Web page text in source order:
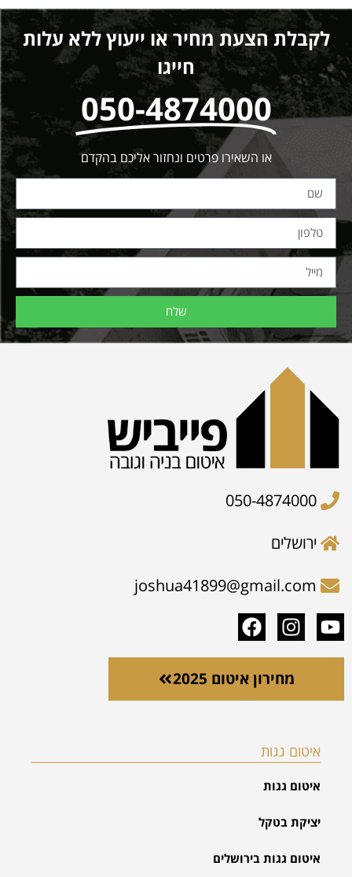
לקבלת הצעת מחיר או ייעוץ ללא עלות
חייגו
050-4874000
או השאירו פרטים ונחזור אליכם בהקדם
שלח
050-4874000
ירושלים
joshua41899@gmail.com
מחירון איטום 2025
איטום גגות
איטום גגות
יציקת בטקל
איטום גגות בירושלים